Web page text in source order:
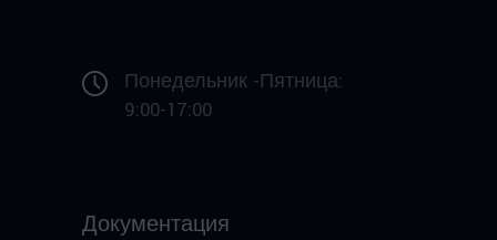
Понедельник -Пятница:
9:00-17:00
Документация